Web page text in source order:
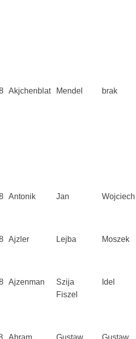
Akjchenblat Mendel brak
Antonik Jan Wojciech
Ajzler Lejba Moszek
Ajzenman
Szija
Fiszel
Idel
Abram Gustaw Gustaw